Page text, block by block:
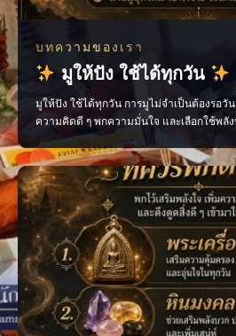
บทความของเรา
มูให้ปัง ใช้ได้ทุกวัน
มูให้ปัง ใช้ได้ทุกวัน การมูไม่จำเป็นต้องรอวั
ความคิดดี ๆ พกความมั่นใจ และเลือกใช้พลั
ชีวิตประจำวันไหลลื่นขึ้นได้ ไม่ว่าจะเป็นเรื่อ
โอกาสใหม่ ๆ ทุกอย่างเริ่มต้นได้จาก “พลังใจ
สายมูแบบเข้าใจง่าย พร้อ